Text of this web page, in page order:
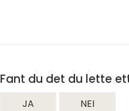
Fant du det du lette
JA NEI